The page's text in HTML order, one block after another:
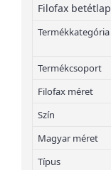
Filofax betétlap
Termékkategória
Termékcsoport
Filofax méret
Szín
Magyar méret
Típus